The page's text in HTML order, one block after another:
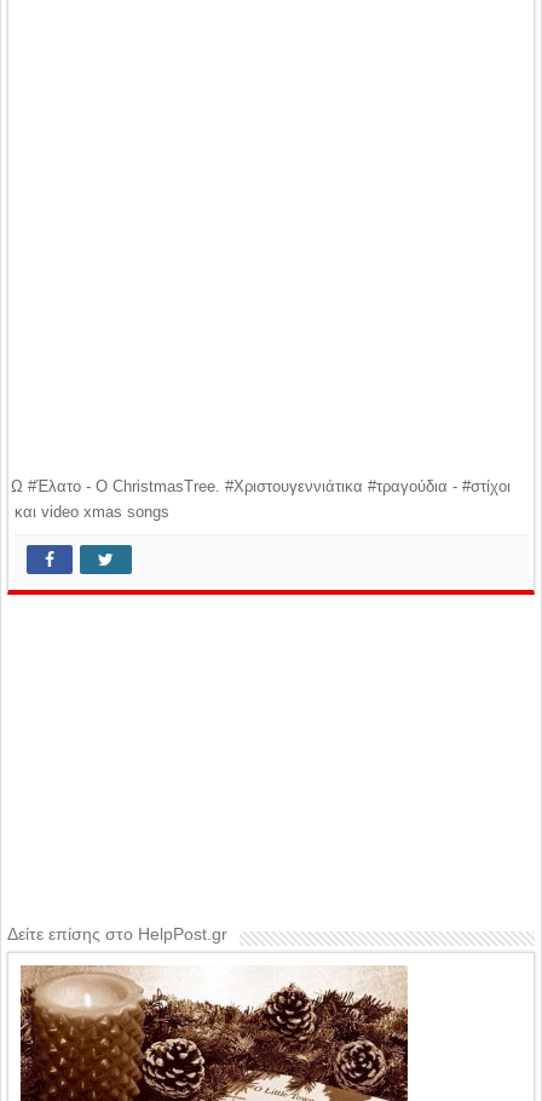
Ω #Έλατο - O ChristmasTree. #Χριστουγεννιάτικα #τραγούδια - #στίχοι
και video xmas songs
Δείτε επίσης στο HelpPost.gr